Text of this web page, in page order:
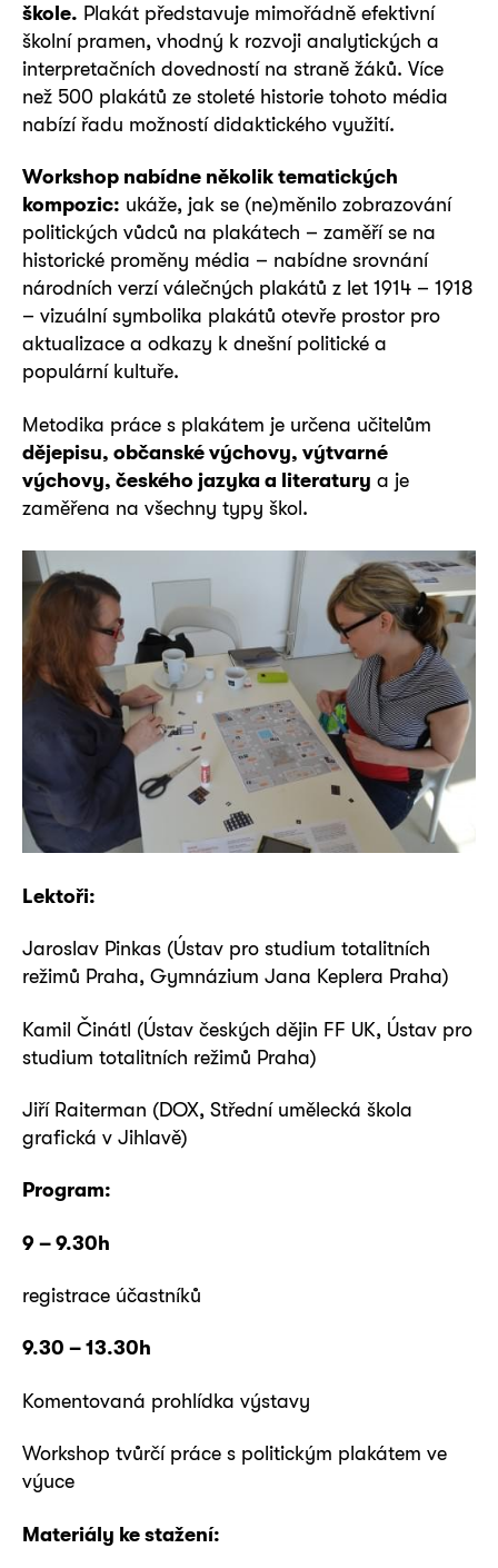
škole. Plakát představuje mimořádně efektivní
školní pramen, vhodný k rozvoji analytických a
interpretačních dovedností na straně žáků. Více
než 500 plakátů ze stoleté historie tohoto média
nabízí řadu možností didaktického využití.
Workshop nabídne několik tematických
kompozic: ukáže, jak se (ne)měnilo zobrazování
politických vůdců na plakátech – zaměří se na
historické proměny média – nabídne srovnání
národních verzí válečných plakátů z let 1914 – 1918
– vizuální symbolika plakátů otevře prostor pro
aktualizace a odkazy k dnešní politické a
populární kultuře.
Metodika práce s plakátem je určena učitelům
dějepisu, občanské výchovy, výtvarné
výchovy, českého jazyka a literatury a je
zaměřena na všechny typy škol.
Lektoři:
Jaroslav Pinkas (Ústav pro studium totalitních
režimů Praha, Gymnázium Jana Keplera Praha)
Kamil Činátl (Ústav českých dějin FF UK, Ústav pro
studium totalitních režimů Praha)
Jiří Raiterman (DOX, Střední umělecká škola
grafická v Jihlavě)
Program:
9 – 9.30h
registrace účastníků
9.30 – 13.30h
Komentovaná prohlídka výstavy
Workshop tvůrčí práce s politickým plakátem ve
výuce
Materiály ke stažení: